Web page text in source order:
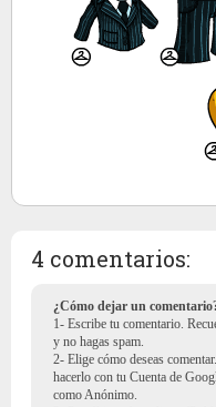
4 comentarios:
¿Cómo dejar un
1- Escribe tu comentario.
y no hagas spam.
2- Elige cómo deseas
hacerlo con tu Cuenta de
como Anónimo.